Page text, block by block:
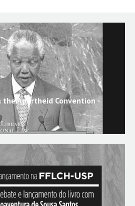
the Apartheid Convention -